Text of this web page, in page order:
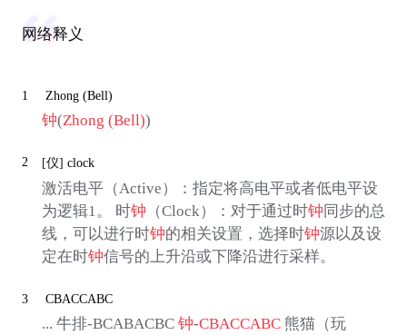
网络释义
1 Zhong (Bell)
钟(Zhong (Bell))
2 [仪] clock
激活电平（Active）：指定将高电平或者低电平设
为逻辑1。 时钟 （Clock）：对于通过时钟 同步的总
线，可以进行时钟的相关设置，选择时钟源以及设
定在时钟信号的上升沿或下降沿进行采样。
3 CBACCABC
... 牛排-BCABACBC 钟-CBACCABC熊猫（玩